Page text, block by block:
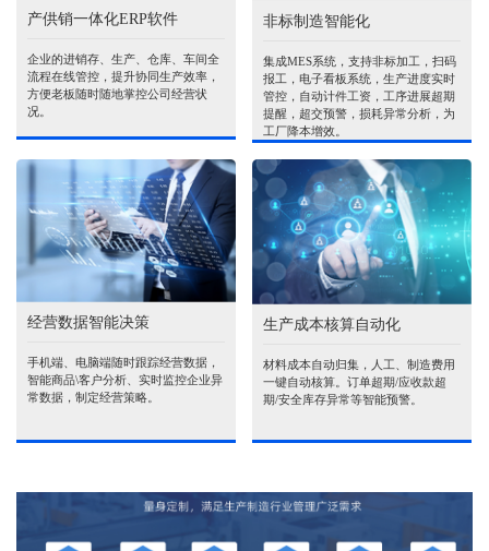
产供销一体化ERP软件
企业的进销存、生产、仓库、车间全
流程在线管控，提升协同生产效率，
方便老板随时随地掌控公司经营状
况。
非标制造智能化
集成MES系统，支持非标加工，扫码
报工，电子看板系统，生产进度实时
管控，自动计件工资，工序进展超期
提醒，超交预警，损耗异常分析，为
工厂降本增效。
经营数据智能决策
手机端、电脑端随时跟踪经营数据，
智能商品\客户分析、实时监控企业异
常数据，制定经营策略。
生产成本核算自动化
材料成本自动归集，人工、制造费用
一键自动核算。订单超期/应收款超
期/安全库存异常等智能预警。